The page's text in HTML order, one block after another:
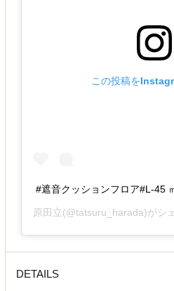
この投稿を
#遮音クッションフロア#L-45
原田立(@tatsuru_harada)がシ
DETAILS